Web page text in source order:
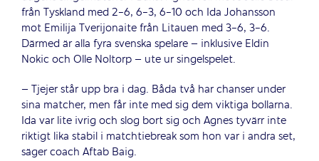
från Tyskland med 2-6, 6-3, 6-10 och Ida Johansson
mot Emilija Tverijonaite från Litauen med 3-6, 3-6.
Därmed är alla fyra svenska spelare – inklusive Eldin
Nokic och Olle Noltorp – ute ur singelspelet.
– Tjejer står upp bra i dag. Båda två har chanser under
sina matcher, men får inte med sig dem viktiga bollarna.
Ida var lite ivrig och slog bort sig och Agnes tyvärr inte
riktigt lika stabil i matchtiebreak som hon var i andra set,
säger coach Aftab Baig.